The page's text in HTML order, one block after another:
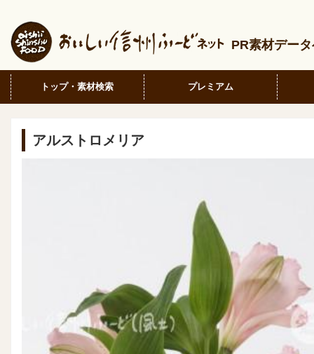
PR素材デー
トップ・素材検索 プレミアム
アルストロメリア